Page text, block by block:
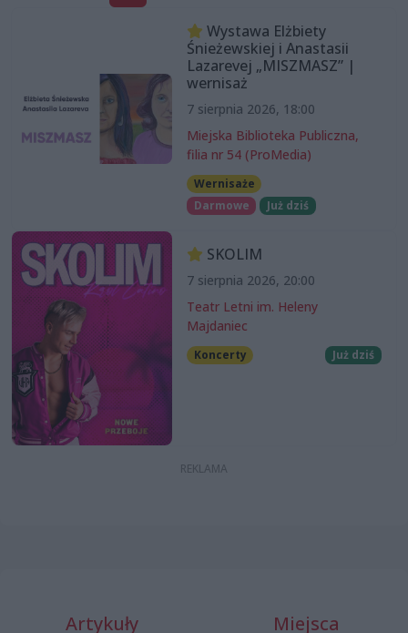
Wystawa Elżbiety
Śnieżewskiej i Anastasii
Lazarevej „MISZMASZ” |
wernisaż
7 sierpnia 2026, 18:00
Miejska Biblioteka Publiczna,
filia nr 54 (ProMedia)
Wernisaże
Darmowe
Już dziś
SKOLIM
7 sierpnia 2026, 20:00
Teatr Letni im. Heleny
Majdaniec
Koncerty Już dziś
Artykuły Miejsca